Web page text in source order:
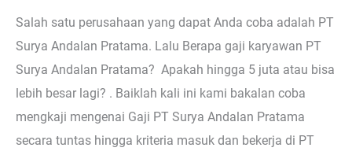
Salah satu perusahaan yang dapat Anda coba adalah PT
Surya Andalan Pratama. Lalu Berapa gaji karyawan PT
Surya Andalan Pratama? Apakah hingga 5 juta atau bisa
lebih besar lagi? . Baiklah kali ini kami bakalan coba
mengkaji mengenai Gaji PT Surya Andalan Pratama
secara tuntas hingga kriteria masuk dan bekerja di PT